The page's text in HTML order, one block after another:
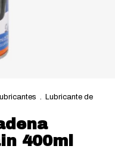
.
Lubricante de
400ml